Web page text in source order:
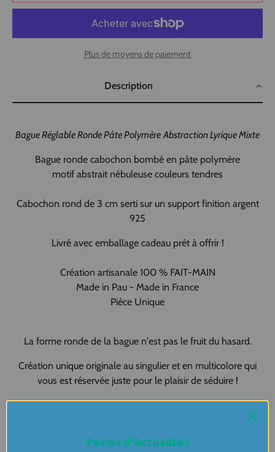
Plus de moyens de paiement
Description
Bague Réglable Ronde Pâte Polymère Abstraction Lyrique Mixte
Bague ronde cabochon bombé en pâte polymère
motif abstrait nébuleuse couleurs tendres
Cabochon rond de 3 cm serti sur un support finition argent
925
Livré avec emballage cadeau prêt à offrir !
Création artisanale 100 % FAIT-MAIN
Made in Pau - Made in France
Pièce Unique
La forme ronde de la bague n'est pas le fruit du hasard.
Création unique originale au singulier et en multicolore qui
vous est réservée juste pour le plaisir de séduire !
Bague Haute Fantaisie Labelle Ikeya : du jamais vu, jamais
Perles d'Actualités